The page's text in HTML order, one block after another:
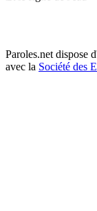
Paroles.net dispose
avec la Société des